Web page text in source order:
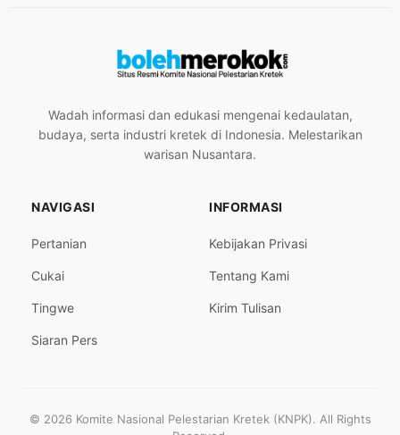
Wadah informasi dan edukasi mengenai kedaulatan,
budaya, serta industri kretek di Indonesia. Melestarikan
warisan Nusantara.
NAVIGASI
Pertanian
Cukai
Tingwe
Siaran Pers
INFORMASI
Kebijakan Privasi
Tentang Kami
Kirim Tulisan
© 2026 Komite Nasional Pelestarian Kretek (KNPK). All Rights